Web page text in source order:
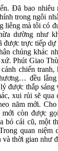
Đã bao nhiêu
trong ngôi
liêng mà tôi có
dường như
được trực tiếp
chủng khác
Phút Giao
chiến tranh,
đều
được thắp
xui rủi sẽ qua
năm mới.
mới còn được
bỏ cái cũ, một
quan niệm
thời gian như